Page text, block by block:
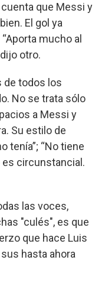
que Messi y
El gol ya
mucho al
otro.
de todos los
No se trata sólo
a Messi y
Su estilo de
tenía”; “No tiene
es circunstancial.
las voces,
"culés", es que
que hace Luis
hasta ahora